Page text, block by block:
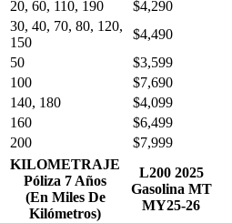
20, 60, 110, 190
$4,290
30, 40, 70, 80, 120,
150
$4,490
50
$3,599
100
$7,690
140, 180
$4,099
160
$6,499
200
$7,999
KILOMETRAJE
Póliza 7 Años
(En Miles De
Kilómetros)
L200 2025
Gasolina MT
MY25-26